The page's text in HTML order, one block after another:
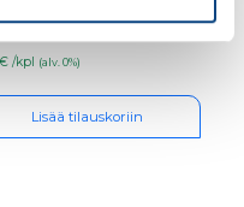
/kpl (alv. 0%)
Lisää tilauskoriin